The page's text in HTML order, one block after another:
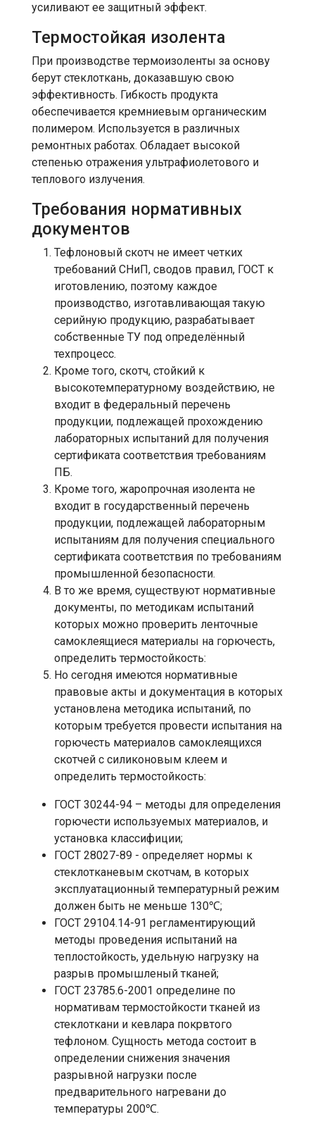
усиливают ее защитный эффект.
Термостойкая изолента
При производстве термоизоленты за основу
берут стеклоткань, доказавшую свою
эффективность. Гибкость продукта
обеспечивается кремниевым органическим
полимером. Используется в различных
ремонтных работах. Обладает высокой
степенью отражения ультрафиолетового и
теплового излучения.
Требования нормативных
документов
Тефлоновый скотч не имеет четких
требований СНиП, сводов правил, ГОСТ к
иготовлению, поэтому каждое
производство, изготавливающая такую
серийную продукцию, разрабатывает
собственные ТУ под определённый
техпроцесс.
Кроме того, скотч, стойкий к
высокотемпературному воздействию, не
входит в федеральный перечень
продукции, подлежащей прохождению
лабораторных испытаний для получения
сертификата соответствия требованиям
ПБ.
Кроме того, жаропрочная изолента не
входит в государственный перечень
продукции, подлежащей лабораторным
испытаниям для получения специального
сертификата соответствия по требованиям
промышленной безопасности.
В то же время, существуют нормативные
документы, по методикам испытаний
которых можно проверить ленточные
самоклеящиеся материалы на горючесть,
определить термостойкость:
Но сегодня имеются нормативные
правовые акты и документация в которых
установлена методика испытаний, по
которым требуется провести испытания на
горючесть материалов самоклеящихся
скотчей с силиконовым клеем и
определить термостойкость:
ГОСТ 30244-94 – методы для определения
горючести используемых материалов, и
установка классифиции;
ГОСТ 28027-89 - определяет нормы к
стеклотканевым скотчам, в которых
эксплуатационный температурный режим
должен быть не меньше 130℃;
ГОСТ 29104.14-91 регламентирующий
методы проведения испытаний на
теплостойкость, удельную нагрузку на
разрыв промышленый тканей;
ГОСТ 23785.6-2001 определине по
нормативам термостойкости тканей из
стеклоткани и кевлара покрвтого
тефлоном. Сущность метода состоит в
определении снижения значения
разрывной нагрузки после
предварительного нагревани до
температуры 200℃.